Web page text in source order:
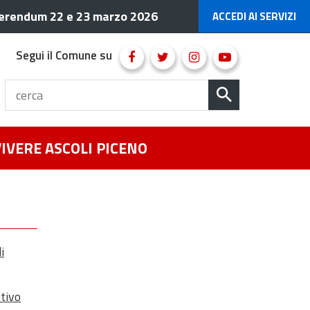
22 e 23 marzo 2026 ACCEDI AI SERVIZI
Segui il Comune su
ASCOLI PICENO